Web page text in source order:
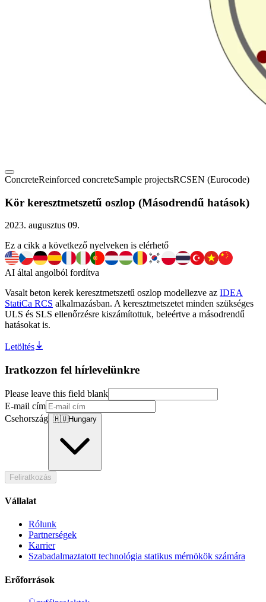
ConcreteReinforced concreteSample projectsRCSEN (Eurocode)
Kör keresztmetszetű oszlop (Másodrendű hatások)
2023. augusztus 09.
Ez a cikk a következő nyelveken is elérhető
AI által angolból fordítva
Vasalt beton kerek keresztmetszetű oszlop modellezve az IDEA
StatiCa RCS alkalmazásban. A keresztmetszetet minden szükséges
ULS és SLS ellenőrzésre kiszámítottuk, beleértve a másodrendű
hatásokat is.
Letöltés
Iratkozzon fel hírlevelünkre
Please leave this field blank
E-mail cím
Csehország 🇭🇺Hungary
Feliratkozás
Vállalat
Rólunk
Partnerségek
Karrier
Szabadalmaztatott technológia statikus mérnökök számára
Erőforrások